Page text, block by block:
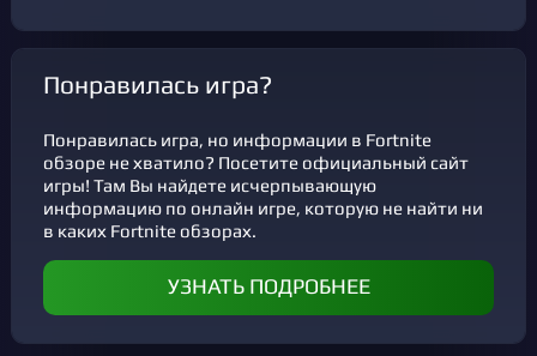
Понравилась игра?
Понравилась игра, но информации в Fortnite
обзоре не хватило? Посетите официальный сайт
игры! Там Вы найдете исчерпывающую
информацию по онлайн игре, которую не найти ни
в каких Fortnite обзорах.
УЗНАТЬ ПОДРОБНЕЕ